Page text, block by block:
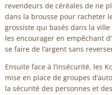
revendeurs de céréales de ne
dans la brousse pour racheter
grossiste qui basés dans la
les encourager en empêchant
se faire de l’argent sans
Ensuite face à l’insécurité, les
mise en place de groupes
la sécurité des personnes et